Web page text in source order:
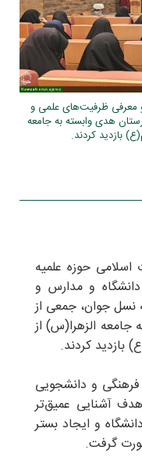
معرفی ظرفیت‌های علمی و
هدی وابسته به جامعه
بازدید کردند.
اسلامی حوزه علمیه
و مدارس و
جوان، جمعی از
جامعه الزهرا(س) از
بازدید کردند.
و دانشجویی
هدف آشنایی عمیق‌تر
و ایجاد بستر
گرفت.